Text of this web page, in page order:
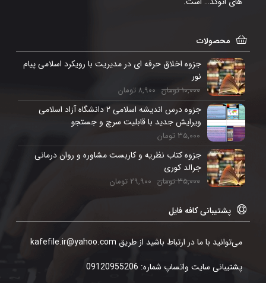
محصولات
جزوه اخلاق حرفه ای در مدیریت با رویکرد اسلامی پیام
نور
۱۰,۰۰۰تومان ۸,۹۰۰تومان
جزوه درس اندیشه اسلامی ۲ دانشگاه آزاد اسلامی
ویرایش جدید با قابلیت سرچ و جستجو
۳۵,۰۰۰ تومان
جزوه کتاب نظریه و کاربست مشاوره و روان درمانی
جرالد کوری
۳۵,۰۰۰تومان ۲۹,۹۰۰ تومان
پشتیبانی کافه فایل
می‌توانید با ما در ارتباط باشید از طریق kafefile.ir@yahoo.com
پشتیبانی سایت واتساپ شماره: 09120955206